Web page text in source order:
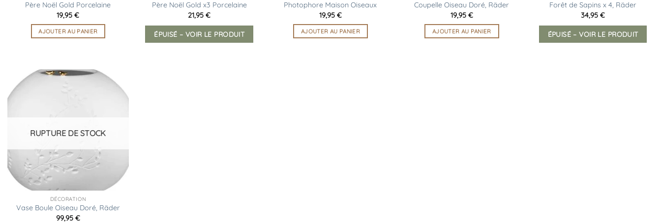
Père Noël Gold Porcelaine
19,95€
AJOUTER AU PANIER
Père Noël Gold x3 Porcelaine
21,95€
ÉPUISÉ – VOIR LE PRODUIT
Photophore Maison Oiseaux
19,95 €
AJOUTER AU PANIER
Coupelle Oiseau Doré, Räder
19,95 €
AJOUTER AU PANIER
Forêt de Sapins x 4, Räder
34,95€
ÉPUISÉ – VOIR LE PRODUIT
RUPTURE DE STOCK
DÉCORATION
Vase Boule Oiseau Doré, Räder
99,95 €